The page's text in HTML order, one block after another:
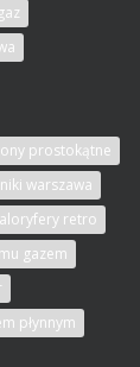
prostokątne
warszawa
retro
gazem
płynnym